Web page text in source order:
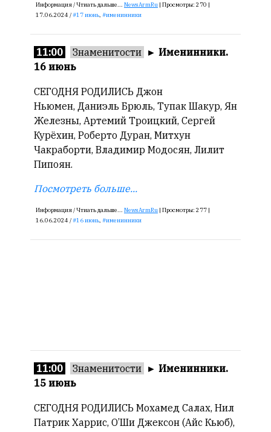
Информация /Чтиать дальше... NewsArmRu | Просмотры: 270 |
17.06.2024 /
17 июнь, именинники
11:00 Знаменитости ► Именинники.
16 июнь
СЕГОДНЯ РОДИЛИСЬ Джон
Ньюмен, Даниэль Брюль, Тупак Шакур, Ян
Железны, Артемий Троицкий, Сергей
Курёхин, Роберто Дуран, Митхун
Чакраборти, Владимир Модосян, Лилит
Пипоян.
Посмотреть больше...
Информация /Чтиать дальше... NewsArmRu | Просмотры: 277 |
16.06.2024 /
16 июнь, именинники
11:00 Знаменитости ► Именинники.
15 июнь
СЕГОДНЯ РОДИЛИСЬ Мохамед Салах, Нил
Патрик Харрис, О’Ши Джексон (Айс Кьюб),